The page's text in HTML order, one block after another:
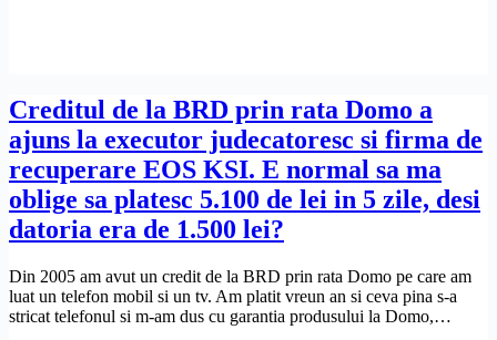
au
trimis
la
firma
de
recuperare
EOS.
Ce
Creditul de la BRD prin rata Domo a
ajuns la executor judecatoresc si firma de
recuperare EOS KSI. E normal sa ma
oblige sa platesc 5.100 de lei in 5 zile, desi
datoria era de 1.500 lei?
Din 2005 am avut un credit de la BRD prin rata Domo pe care am
luat un telefon mobil si un tv. Am platit vreun an si ceva pina s-a
stricat telefonul si m-am dus cu garantia produsului la Domo,…